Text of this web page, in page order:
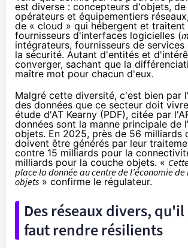
est diverse : concepteurs d'objets,
opérateurs et équipementiers
de « cloud » qui hébergent et traitent
fournisseurs d'interfaces logicielles (
intégrateurs, fournisseurs de
la sécurité. Autant d'entités et
converger, sachant que la
maître mot pour chacun d'eux.
Malgré cette diversité, c'est bien par
des données que ce secteur doit
étude d'AT Kearny (PDF), citée par
données sont la manne principale de
objets. En 2025, près de 56 milliards
doivent être générés par leur
contre 15 milliards pour la
milliards pour la couche objets. «
place la donnée au centre de l’économie de
objets » confirme le régulateur.
Des réseaux divers, qu'il
faut rendre résilients